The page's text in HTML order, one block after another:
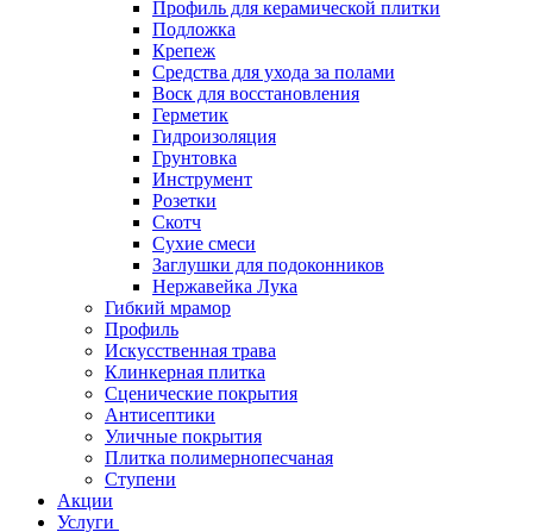
Профиль для керамической плитки
Подложка
Крепеж
Средства для ухода за полами
Воск для восстановления
Герметик
Гидроизоляция
Грунтовка
Инструмент
Розетки
Скотч
Сухие смеси
Заглушки для подоконников
Нержавейка Лука
Гибкий мрамор
Профиль
Искусственная трава
Клинкерная плитка
Сценические покрытия
Антисептики
Уличные покрытия
Плитка полимернопесчаная
Ступени
Акции
Услуги